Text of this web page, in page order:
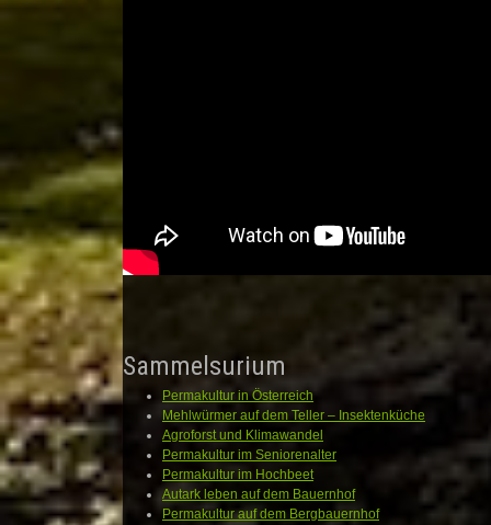
Sammelsurium
Permakultur in Österreich
Mehlwürmer auf dem Teller – Insektenküche
Agroforst und Klimawandel
Permakultur im Seniorenalter
Permakultur im Hochbeet
Autark leben auf dem Bauernhof
Permakultur auf dem Bergbauernhof